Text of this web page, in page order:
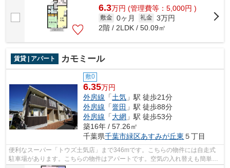
6.3万円 (管理費等：5,000円 )
敷金 0ヶ月 礼金 3万円
2階 / 2LDK / 50.09㎡
賃貸 | アパート カモミール
敷0
6.35万円
外房線 「土気 」駅 徒歩21分
外房線 「誉田 」駅 徒歩88分
外房線 「大網 」駅 徒歩53分
築16年 / 57.26㎡
千葉県千葉市緑区あすみが丘東 ５丁目
便利なスーパー「トウズ土気店」まで346mです。こちらの物件には自走式
駐車場があります。こちらの物件はアパートです。空気の入れ替えも簡単に